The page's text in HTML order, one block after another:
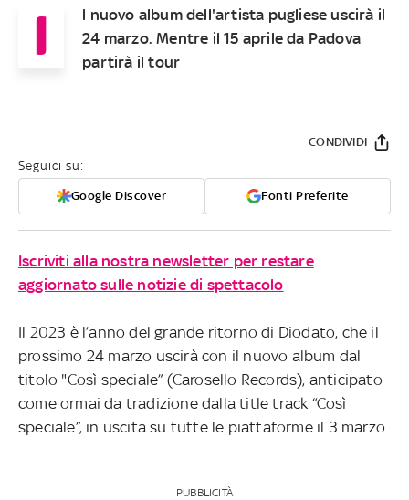
I
l nuovo album dell'artista pugliese uscirà il
24 marzo. Mentre il 15 aprile da Padova
partirà il tour
Seguici su:
Google Discover Fonti Preferite
CONDIVIDI
Iscriviti alla nostra newsletter per restare
aggiornato sulle notizie di spettacolo
Il 2023 è l’anno del grande ritorno di Diodato, che il
prossimo 24 marzo uscirà con il nuovo album dal
titolo "Così speciale” (Carosello Records), anticipato
come ormai da tradizione dalla title track “Così
speciale”, in uscita su tutte le piattaforme il 3 marzo.
PUBBLICITÀ